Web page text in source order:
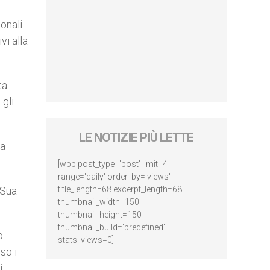
alla
gli
i
LE NOTIZIE PIÙ LETTE
[wpp post_type='post' limit=4
range='daily' order_by='views'
title_length=68 excerpt_length=68
thumbnail_width=150
thumbnail_height=150
thumbnail_build='predefined'
stats_views=0]